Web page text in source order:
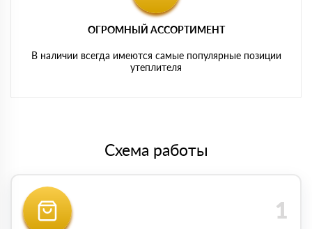
ОГРОМНЫЙ АССОРТИМЕНТ
В наличии всегда имеются самые популярные позиции
утеплителя
Схема работы